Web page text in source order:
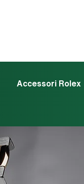
Accessori Rolex